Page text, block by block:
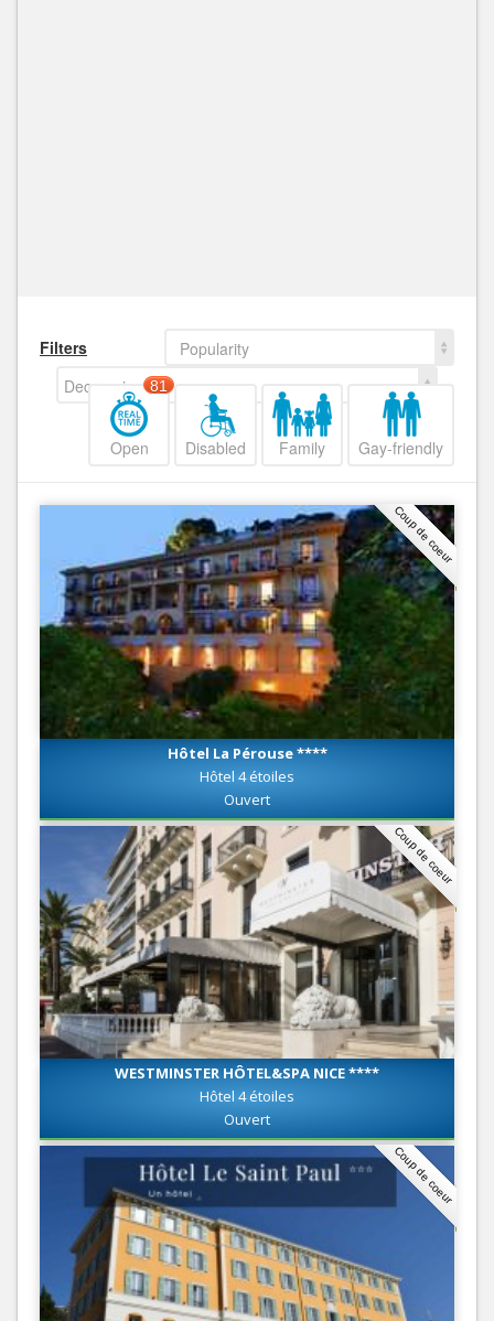
Filters
Popularity
Decreasing
Open
81
Disabled Family Gay-friendly
Coup de coeur
Hôtel La Pérouse ****
Hôtel 4 étoiles
Ouvert
Coup de coeur
WESTMINSTER HÔTEL&SPA NICE ****
Hôtel 4 étoiles
Ouvert
Coup de coeur